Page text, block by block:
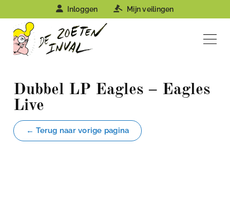
Inloggen Mijn veilingen
Dubbel LP Eagles – Eagles
Live
← Terug naar vorige pagina